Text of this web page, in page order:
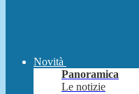
Novità
Panoramica
Le notizie